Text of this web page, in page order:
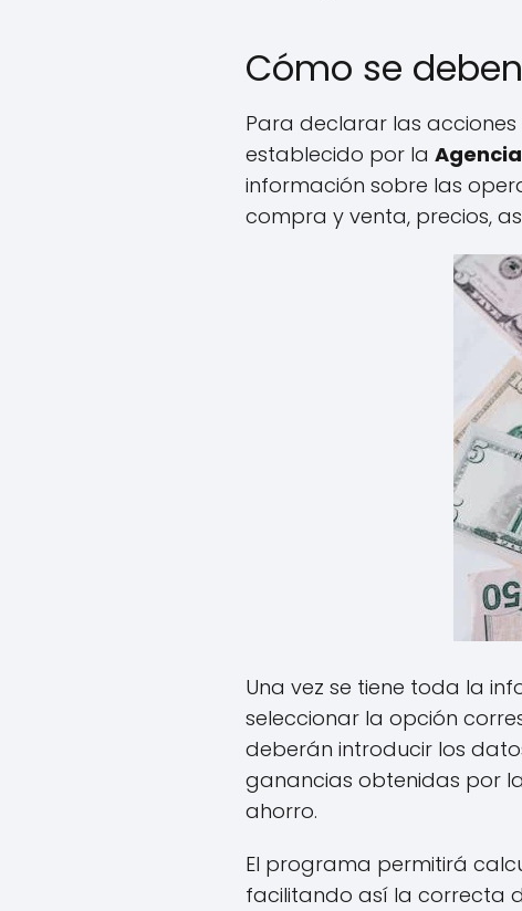
Cómo se
Para declarar las
establecido por la
información sobre las
compra y venta, precios,
Una vez se tiene toda la
seleccionar la opción
deberán introducir los
ganancias obtenidas por
ahorro.
El programa permitirá
facilitando así la correcta